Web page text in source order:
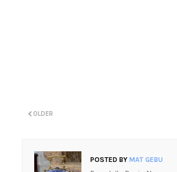
OLDER
POSTED BY MAT GEBU